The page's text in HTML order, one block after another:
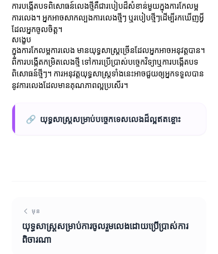
ការបង្កើតបទពិសោធន៍លេងថ្មីគឺជារបៀបដ៏សំខាន់មួយក្នុងការកែលម្អ
ការលេង។ អ្នកអាចសាកល្បងការលេងថ្មីៗ ឬរបៀបថ្មីៗដើម្បីរកឃើញអ្វី
ដែលអ្នកចូលចិត្ត។
សង្ខេប
ក្នុងការកែលម្អការលេង មានយុទ្ធសាស្ត្រច្រើនដែលអ្នកអាចអនុវត្តបាន។
ពីការបង្កើតកម្រិតលេងថ្មី ទៅការប្រើប្រាស់បច្ចេកវិទ្យាឬការបង្កើតបទ
ពិសោធន៍ថ្មីៗ។ ការអនុវត្តយុទ្ធសាស្ត្រទាំងនេះអាចជួយឲ្យអ្នកទទួលបាន
នូវការលេងដែលមានគុណភាពល្អប្រសើរ។
🔗 យុទ្ធសាស្ត្រសម្រាប់បច្ចេកទេសលេងដ៏ល្អឥតខ្ចោះ
មុន
យុទ្ធសាស្ត្រសម្រាប់ការចូលរួមលេងដោយប្រើប្រាស់ការ
ពិចារណា